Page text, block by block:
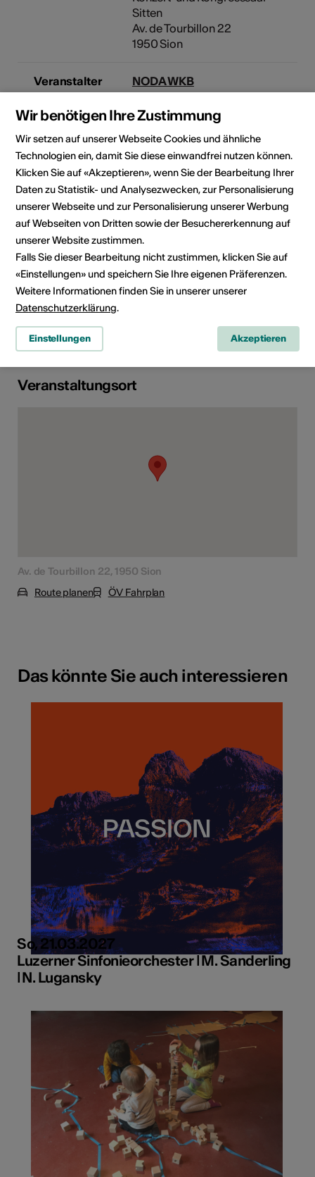
Sitten
Av. de Tourbillon 22
1950 Sion
Veranstalter
NODA WKB
Konzert-und Kongresssaal -
Sitten
Av. de Tourbillon 22
1950 Sion
Telefon +41 27 563 70 71
Reservationen +41 27 563 70 71
E-Mail
Webseite
Rubrik
Art der Veranstaltung
Konzert
Veranstaltungsort
Av. de Tourbillon 22, 1950 Sion
Route planen
ÖV Fahrplan
Das könnte Sie auch interessieren
So, 21.03.2027
Luzerner Sinfonieorchester ǀ M. Sanderling
ǀ N. Lugansky
Wir benötigen Ihre Zustimmung
Wir setzen auf unserer Webseite Cookies und ähnliche
Technologien ein, damit Sie diese einwandfrei nutzen können.
Klicken Sie auf «Akzeptieren», wenn Sie der Bearbeitung Ihrer
Daten zu Statistik- und Analysezwecken, zur Personalisierung
unserer Webseite und zur Personalisierung unserer Werbung
auf Webseiten von Dritten sowie der Besuchererkennung auf
unserer Website zustimmen.
Falls Sie dieser Bearbeitung nicht zustimmen, klicken Sie auf
«Einstellungen» und speichern Sie Ihre eigenen Präferenzen.
Weitere Informationen finden Sie in unserer unserer
Datenschutzerklärung.
Einstellungen Akzeptieren